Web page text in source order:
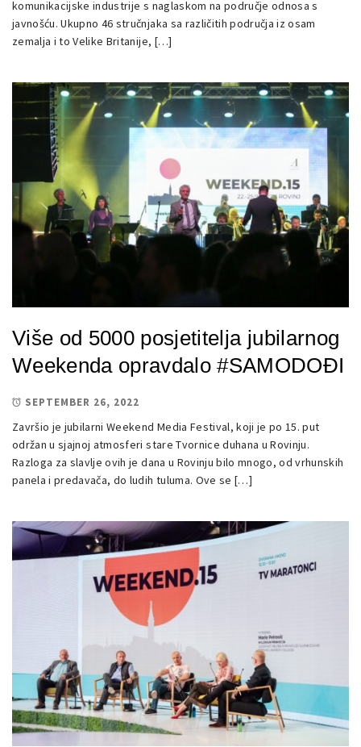
komunikacijske industrije s naglaskom na područje odnosa s
javnošću. Ukupno 46 stručnjaka sa različitih područja iz osam
zemalja i to Velike Britanije, […]
Više od 5000 posjetitelja jubilarnog
Weekenda opravdalo #SAMODOĐI
SEPTEMBER 26, 2022
Završio je jubilarni Weekend Media Festival, koji je po 15. put
održan u sjajnoj atmosferi stare Tvornice duhana u Rovinju.
Razloga za slavlje ovih je dana u Rovinju bilo mnogo, od vrhunskih
panela i predavača, do ludih tuluma. Ove se […]